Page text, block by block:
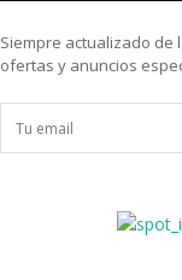
Siempre actualizado de
ofertas y anuncios